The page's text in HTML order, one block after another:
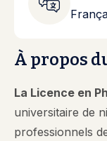
À propos
La Licence en
universitaire de
professionnels